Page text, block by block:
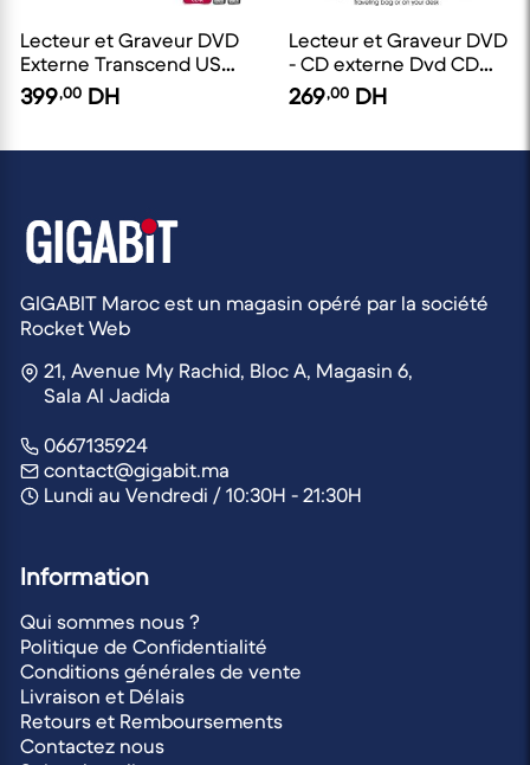
Lecteur et Graveur DVD
Externe Transcend USB
2.0 ultra fin 8X DVD-
R/RW - 24X CD-R/RW
399,00 DH
Lecteur et Graveur DVD
- CD externe Dvd CD
Usb 3.0 Ultra Slim
Portable *8 -Noir
269,00 DH
GIGABIT Maroc est un magasin opéré par la société
Rocket Web
21, Avenue My Rachid, Bloc A, Magasin 6,
Sala Al Jadida
0667135924
contact@gigabit.ma
Lundi au Vendredi / 10:30H - 21:30H
Information
Qui sommes nous ?
Politique de Confidentialité
Conditions générales de vente
Livraison et Délais
Retours et Remboursements
Contactez nous